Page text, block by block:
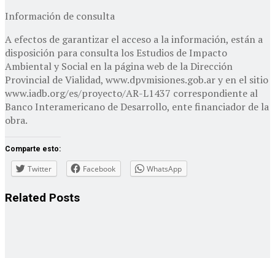
Información de consulta
A efectos de garantizar el acceso a la información, están a
disposición para consulta los Estudios de Impacto
Ambiental y Social en la página web de la Dirección
Provincial de Vialidad, www.dpvmisiones.gob.ar y en el sitio
www.iadb.org/es/proyecto/AR-L1437 correspondiente al
Banco Interamericano de Desarrollo, ente financiador de la
obra.
Comparte esto:
Twitter Facebook WhatsApp
Related Posts